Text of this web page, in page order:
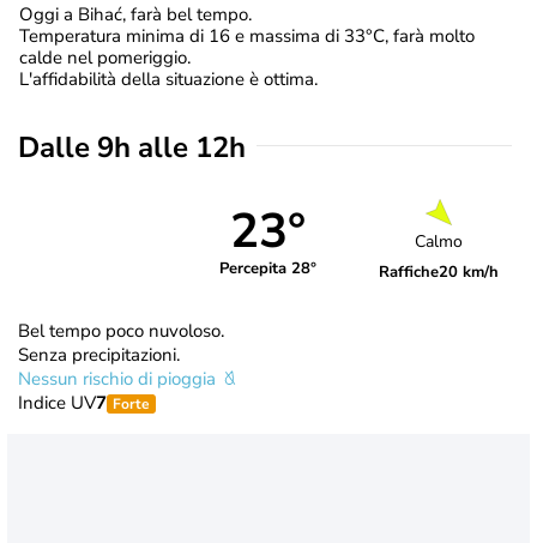
Oggi a Bihać, farà bel tempo.
Temperatura minima di 16 e massima di 33°C, farà molto
calde nel pomeriggio.
L'affidabilità della situazione è ottima.
Dalle 9h alle 12h
23°
Percepita 28°
Calmo
Raffiche20 km/h
Bel tempo poco nuvoloso.
Senza precipitazioni.
Nessun rischio di pioggia
Indice UV7 Forte